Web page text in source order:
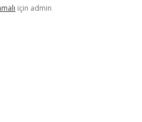
için admin